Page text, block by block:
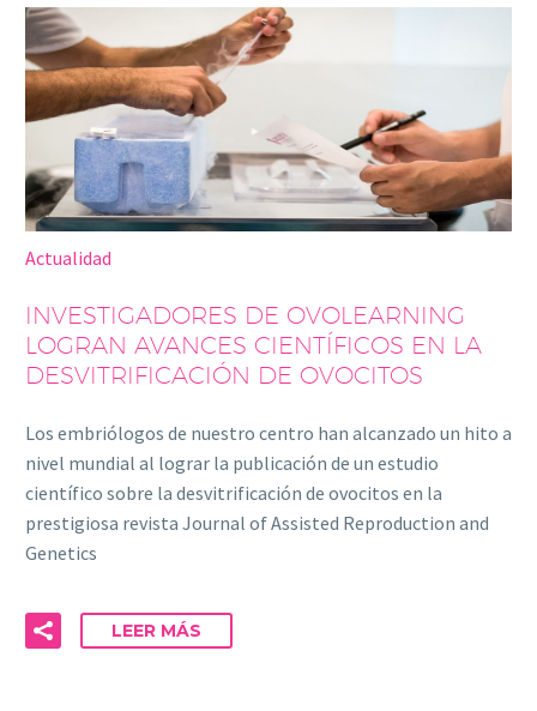
Actualidad
INVESTIGADORES DE OVOLEARNING
LOGRAN AVANCES CIENTÍFICOS EN LA
DESVITRIFICACIÓN DE OVOCITOS
Los embriólogos de nuestro centro han alcanzado un hito a
nivel mundial al lograr la publicación de un estudio
científico sobre la desvitrificación de ovocitos en la
prestigiosa revista Journal of Assisted Reproduction and
Genetics
LEER MÁS